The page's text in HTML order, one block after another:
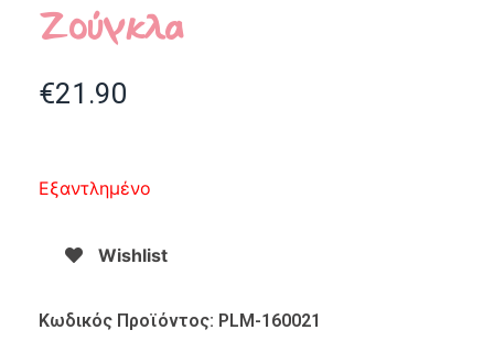
Zούγκλα
€21.90
Εξαντλημένο
Wishlist
Κωδικός Προϊόντος: PLM-160021